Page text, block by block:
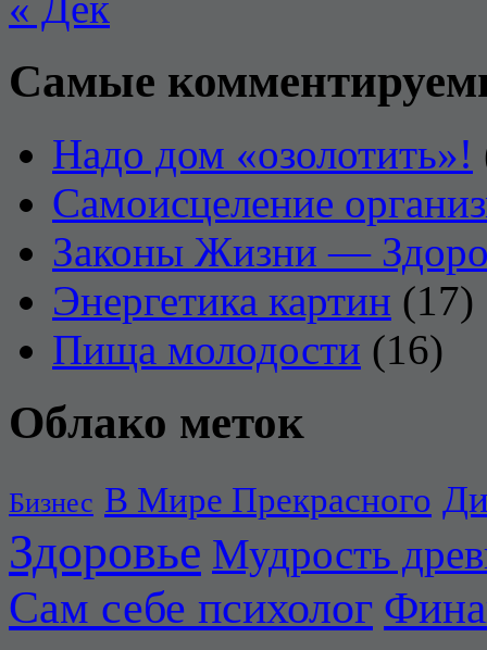
Самые
Надо дом «озолотить»!
Самоисцеление
Законы Жизни —
Энергетика картин (17)
Пища молодости (16)
Облако меток
Бизнес В Мире Прекрасного
Здоровье Мудрость
Сам себе психолог